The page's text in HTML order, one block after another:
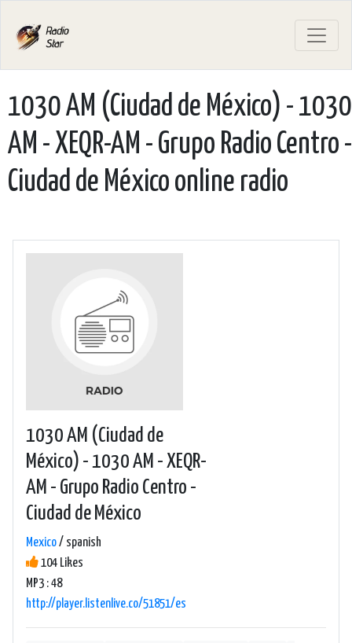
1030 AM (Ciudad de México) - 1030
AM - XEQR-AM - Grupo Radio Centro -
Ciudad de México online radio
1030 AM (Ciudad de
México) - 1030 AM - XEQR-
AM - Grupo Radio Centro -
Ciudad de México
Mexico/ spanish
104 Likes
MP3 : 48
http://player.listenlive.co/51851/es